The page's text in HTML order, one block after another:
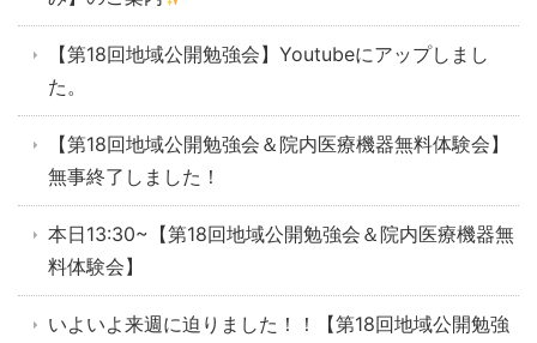
【第18回地域公開勉強会】Youtubeにアップしまし
た。
【第18回地域公開勉強会＆院内医療機器無料体験会】
無事終了しました！
本日13:30~【第18回地域公開勉強会＆院内医療機器無
料体験会】
いよいよ来週に迫りました！！【第18回地域公開勉強